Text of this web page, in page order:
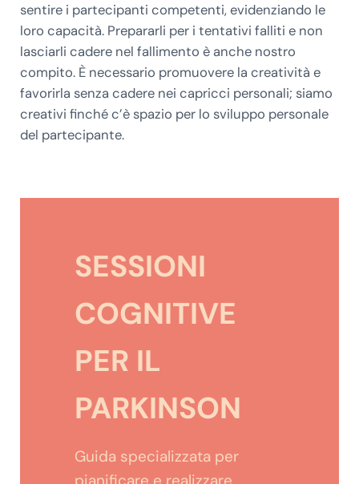
sentire i partecipanti competenti, evidenziando le
loro capacità. Prepararli per i tentativi falliti e non
lasciarli cadere nel fallimento è anche nostro
compito. È necessario promuovere la creatività e
favorirla senza cadere nei capricci personali; siamo
creativi finché c’è spazio per lo sviluppo personale
del partecipante.
SESSIONI
COGNITIVE
PER IL
PARKINSON
Guida specializzata per